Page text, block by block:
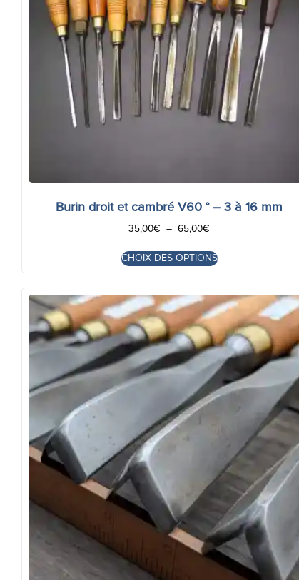
Burin droit et cambré V60 ° – 3 à 16 mm
35,00€ – 65,00€
CHOIX DES OPTIONS